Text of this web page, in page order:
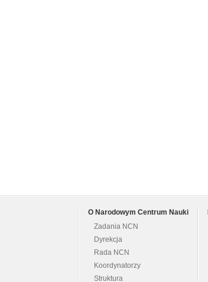
O Narodowym Centrum Nauki
Zadania NCN
Dyrekcja
Rada NCN
Koordynatorzy
Struktura